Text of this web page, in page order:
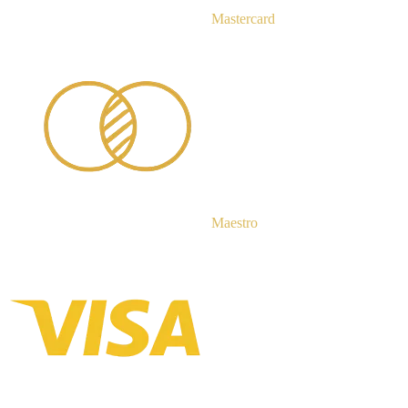
Mastercard
Maestro